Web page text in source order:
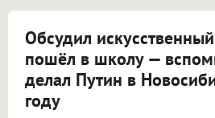
Обсудил
пошёл в школу —
делал Путин в
году